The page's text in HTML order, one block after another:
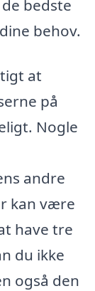
bedste
behov.
at
på
Nogle
andre
kan være
have tre
du ikke
også den